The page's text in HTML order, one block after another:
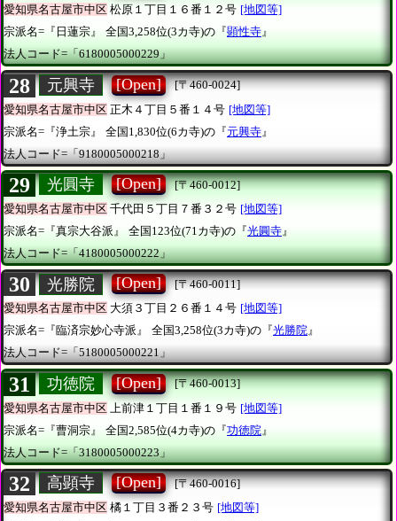
愛知県名古屋市中区 松原１丁目１６番１２号 [地図等]
宗派名=『日蓮宗』
全国3,258位(3カ寺)の『顕性寺』
法人コード=「6180005000229」
28 元興寺 [Open]
[〒460-0024]
愛知県名古屋市中区 正木４丁目５番１４号 [地図等]
宗派名=『浄土宗』
全国1,830位(6カ寺)の『元興寺 』
法人コード=「9180005000218」
29 光圓寺 [Open]
[〒460-0012]
愛知県名古屋市中区 千代田５丁目７番３２号 [地図等]
宗派名=『真宗大谷派』
全国123位(71カ寺)の『光圓寺 』
法人コード=「4180005000222」
30 光勝院 [Open]
[〒460-0011]
愛知県名古屋市中区 大須３丁目２６番１４号 [地図等]
宗派名=『臨済宗妙心寺派』
全国3,258位(3カ寺)の『光勝院』
法人コード=「5180005000221」
31 功徳院 [Open]
[〒460-0013]
愛知県名古屋市中区 上前津１丁目１番１９号 [地図等]
宗派名=『曹洞宗』
全国2,585位(4カ寺)の『功徳院 』
法人コード=「3180005000223」
32 高顕寺 [Open]
[〒460-0016]
愛知県名古屋市中区 橘１丁目３番２３号 [地図等]